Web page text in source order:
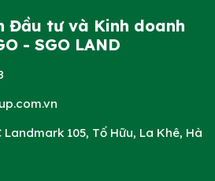
Đầu tư và Kinh doanh
- SGO LAND
105, Tố Hữu, La Khê, Hà